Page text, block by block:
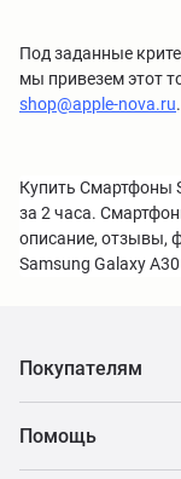
Под заданные
мы привезем этот
shop@apple-nova.ru.
Купить Смартфоны
за 2 часа.
описание, отзывы,
Samsung Galaxy
Покупателям
Помощь